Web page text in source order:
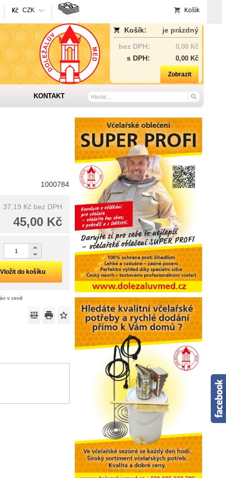
CZK Košík
Košík:
je prázdný
bez DPH:
0,00 Kč
s DPH: 0,00 Kč
Zobrazit
KONTAKT
1000784
37,19 Kč bez DPH
45,00 Kč
Vložit do košíku
v ceně